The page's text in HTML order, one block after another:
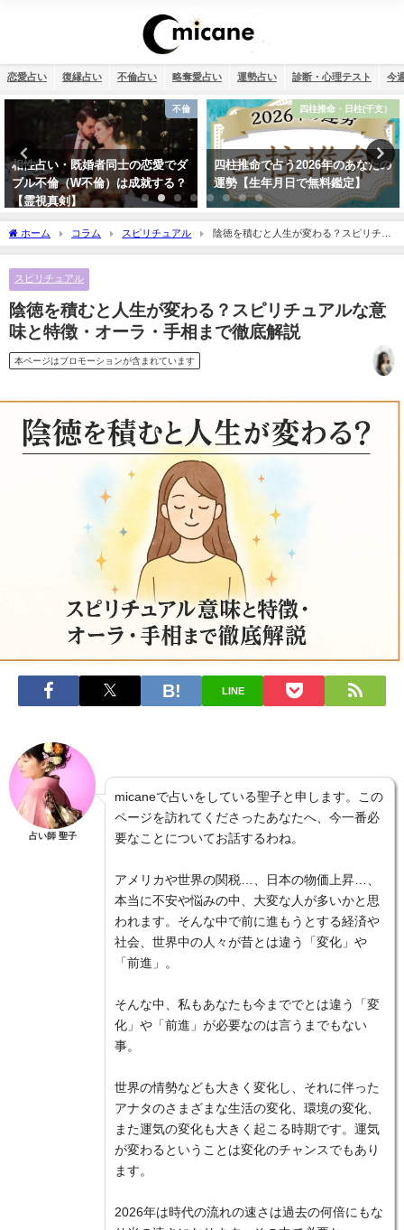
恋愛占い 復縁占い 不倫占い 略奪愛占い 運勢占い 診断・心理テスト 今
四柱推命・日柱(干支）
四柱推命で占う2026年のあなたの
運勢【生年月日で無料鑑定】
スピリチュアル
2026年のラッキーパワーストーン
はカーネリアン！恋愛・仕事運が
急上昇する理由
ホーム コラム スピリチュアル
陰徳を積むと人生が変わる？スピリチュ
アルな意味と特徴・オーラ・手相まで徹底解説
スピリチュアル
陰徳を積むと人生が変わる？スピリチュアルな意
味と特徴・オーラ・手相まで徹底解説
本ページはプロモーションが含まれています
LINE
占い師 聖子
micaneで占いをしている聖子と申します。この
ページを訪れてくださったあなたへ、今一番必
要なことについてお話するわね。
アメリカや世界の関税…、日本の物価上昇…、
本当に不安や悩みの中、大変な人が多いかと思
われます。そんな中で前に進もうとする経済や
社会、世界中の人々が昔とは違う「変化」や
「前進」。
そんな中、私もあなたも今まででとは違う「変
化」や「前進」が必要なのは言うまでもない
事。
世界の情勢なども大きく変化し、それに伴った
アナタのさまざまな生活の変化、環境の変化、
また運気の変化も大きく起こる時期です。運気
が変わるということは変化のチャンスでもあり
ます。
2026年は時代の流れの速さは過去の何倍にもな